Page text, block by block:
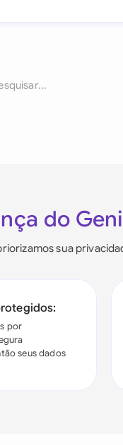
do
sua
por
seus dados